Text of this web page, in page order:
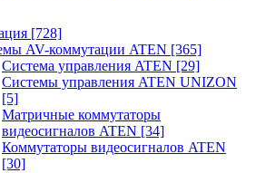
[728]
AV-коммутации ATEN [365]
Система управления ATEN [29]
Системы управления ATEN UNIZON
[5]
Матричные коммутаторы
видеосигналов ATEN [34]
Коммутаторы видеосигналов ATEN
[30]